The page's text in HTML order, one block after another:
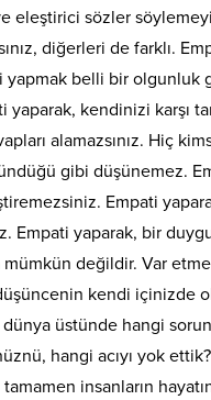
eleştirici sözler
diğerleri de farklı.
yapmak belli bir olgunluk
yaparak, kendinizi karşı
alamazsınız. Hiç
gibi düşünemez.
Empati
Empati yaparak, bir
mümkün değildir. Var
kendi içinizde
üstünde hangi
hangi acıyı yok
insanların